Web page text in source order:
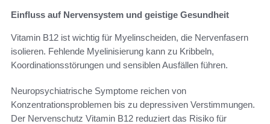
Einfluss auf Nervensystem und geistige Gesundheit
Vitamin B12 ist wichtig für Myelinscheiden, die Nervenfasern
isolieren. Fehlende Myelinisierung kann zu Kribbeln,
Koordinationsstörungen und sensiblen Ausfällen führen.
Neuropsychiatrische Symptome reichen von
Konzentrationsproblemen bis zu depressiven Verstimmungen.
Der Nervenschutz Vitamin B12 reduziert das Risiko für